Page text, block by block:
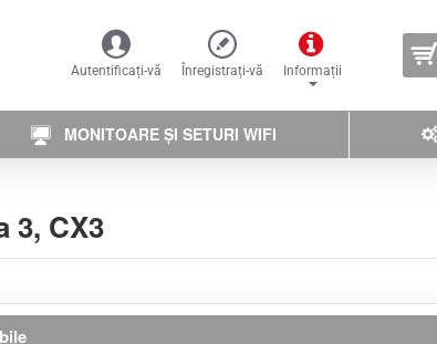
Autentificați-vă Înregistrați-vă Informații
MONITOARE ȘI SETURI WIFI
3, CX3